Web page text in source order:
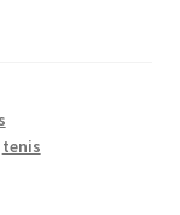
tenis